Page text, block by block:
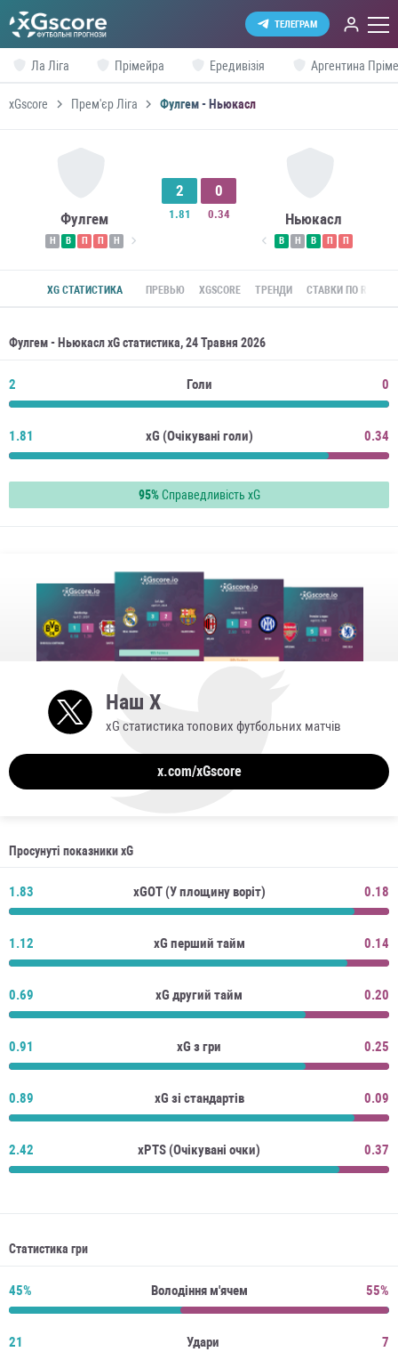
ТЕЛЕГРАМ
Ла Ліга Прімейра Ередивізія Аргентина
xGscore Прем'єр Ліга Фулгем - Ньюкасл
Фулгем
Н В П П Н
2
1.81
0
0.34 Ньюкасл
В Н В П П
XG СТАТИСТИКА ПРЕВЬЮ XGSCORE ТРЕНДИ СТАВКИ ПО ROI
Фулгем - Ньюкасл xG статистика, 24 Травня 2026
2 Голи 0
1.81 xG (Очікувані голи) 0.34
95%Справедливість xG
Наш X
xG статистика топових футбольних матчів
x.com/xGscore
Просунуті показники xG
1.83 xGOT (У площину воріт) 0.18
1.12 xG перший тайм 0.14
0.69 xG другий тайм 0.20
0.91 xG з гри 0.25
0.89 xG зі стандартів 0.09
2.42 xPTS (Очікувані очки) 0.37
Статистика гри
45% Володіння м'ячем 55%
21 Удари 7